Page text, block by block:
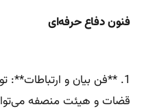
فنون دفاع حرفه‌ای
1. **فن بیان و ارتباطات**:
قضات و هیئت منصفه